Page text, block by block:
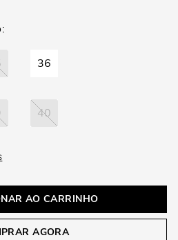
36
40
AO CARRINHO
AGORA